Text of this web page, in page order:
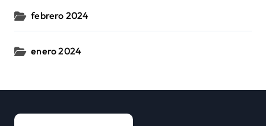
febrero 2024
enero 2024